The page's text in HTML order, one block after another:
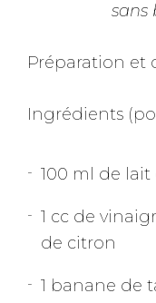
sans
Préparation et
Ingrédients
100 ml de lait
1 cc de
de citron
1 banane de